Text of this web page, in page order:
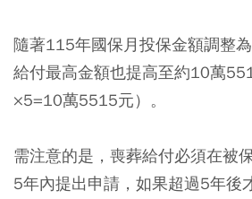
隨著115年國保月投保金額調整
給付最高金額也提高至約10萬
×5=10萬5515元）。
需注意的是，喪葬給付必須在被
5年內提出申請，如果超過5年後